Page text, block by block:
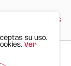
ES
su uso.
Ver